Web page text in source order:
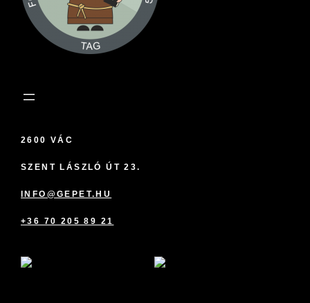
2600 VÁC
SZENT LÁSZLÓ ÚT 23.
INFO@GEPET.HU
+36 70 205 89 21